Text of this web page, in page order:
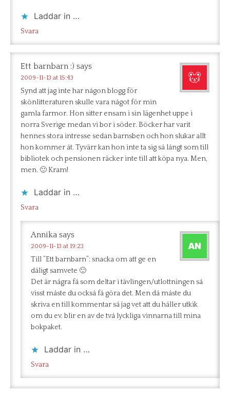
Laddar in …
Svara
Ett barnbarn :) says
2009-11-13 at 15:43
Synd att jag inte har någon blogg för
skönlitteraturen skulle vara något för min
gamla farmor. Hon sitter ensam i sin lägenhet uppe i
norra Sverige medan vi bor i söder. Böcker har varit
hennes stora intresse sedan barnsben och hon slukar allt
hon kommer åt. Tyvärr kan hon inte ta sig så långt som till
bibliotek och pensionen räcker inte till att köpa nya. Men,
men. 🙂 Kram!
Laddar in …
Svara
Annika says
2009-11-13 at 19:23
Till ”Ett barnbarn”: snacka om att ge en
dåligt samvete 🙂
Det är några få som deltar i tävlingen/utlottningen så
visst måste du också få göra det. Men då måste du
skriva en till kommentar så jag vet att du håller utkik
om du ev. blir en av de två lyckliga vinnarna till mina
bokpaket.
Laddar in …
Svara